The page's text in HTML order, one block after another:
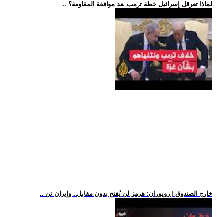
.. لماذا تعرقل إسرائيل خطة ترمب بعد موافقة المقاومة؟
.. خارج الصندوق | رويوران: هرمز لن يُفتح بدون مقابل.. وإيران تن